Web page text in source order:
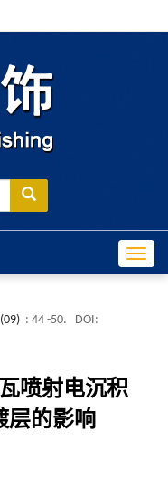
: 44 -50.
DOI:
喷射电沉积
层的影响